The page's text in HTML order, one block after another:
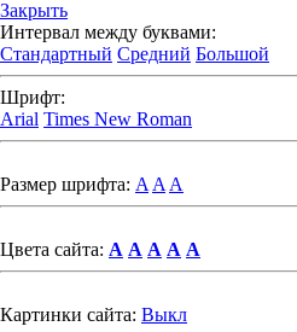
Закрыть
Интервал между буквами:
Стандартный Средний Большой
Шрифт:
Arial Times New Roman
Размер шрифта: A A A
Цвета сайта: A A A A A
Картинки сайта: Выкл